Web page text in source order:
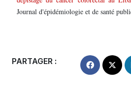
Journal d'épidémiologie et de santé
PARTAGER :